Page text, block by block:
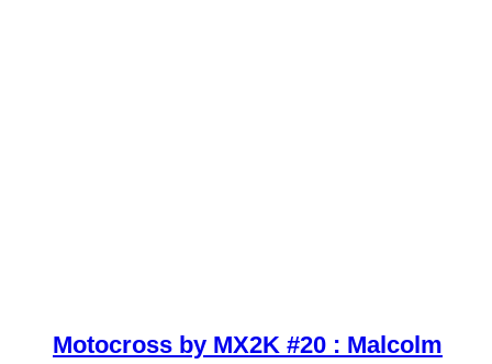
Motocross by MX2K #20 : Malcolm